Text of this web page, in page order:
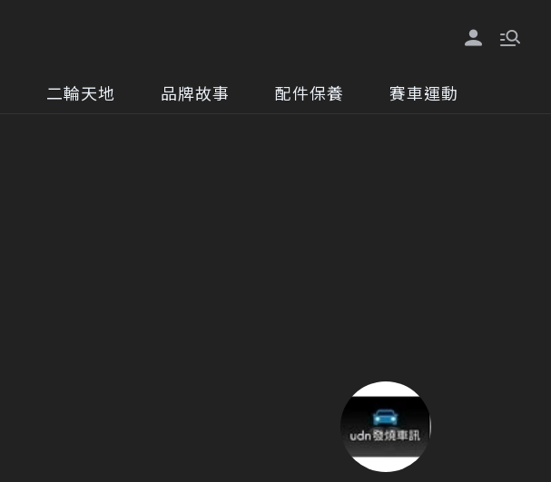
二輪天地 品牌故事 配件保養 賽車運動